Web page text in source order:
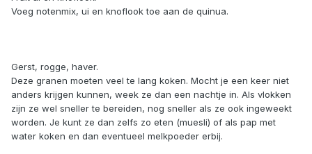
Voeg notenmix, ui en knoflook toe aan de quinua.
Gerst, rogge, haver.
Deze granen moeten veel te lang koken. Mocht je een keer niet
anders krijgen kunnen, week ze dan een nachtje in. Als vlokken
zijn ze wel sneller te bereiden, nog sneller als ze ook ingeweekt
worden. Je kunt ze dan zelfs zo eten (muesli) of als pap met
water koken en dan eventueel melkpoeder erbij.